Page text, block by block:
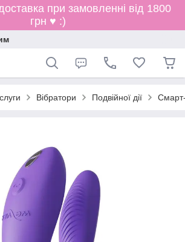
при замовленні від 1800
грн ♥ :)
Вібратори Подвійної дії